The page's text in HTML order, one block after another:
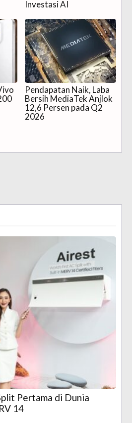
Investasi AI
Pendapatan Naik, Laba
Bersih MediaTek Anjlok
12,6 Persen pada Q2
2026
Pertama di Dunia
14